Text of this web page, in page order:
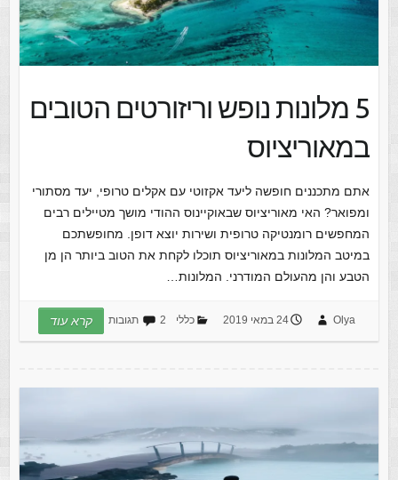
5 מלונות נופש וריזורטים הטובים
במאוריציוס
אתם מתכננים חופשה ליעד אקזוטי עם אקלים טרופי, יעד מסתורי
ומפואר? האי מאוריציוס שבאוקיינוס ההודי מושך מטיילים רבים
המחפשים רומנטיקה טרופית ושירות יוצא דופן. מחופשתכם
במיטב המלונות במאוריציוס תוכלו לקחת את הטוב ביותר הן מן
הטבע והן מהעולם המודרני. המלונות…
Olya 24 במאי 2019 כללי 2 תגובות קרא עוד